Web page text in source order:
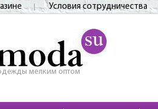
Условия сотрудничества
мелким оптом